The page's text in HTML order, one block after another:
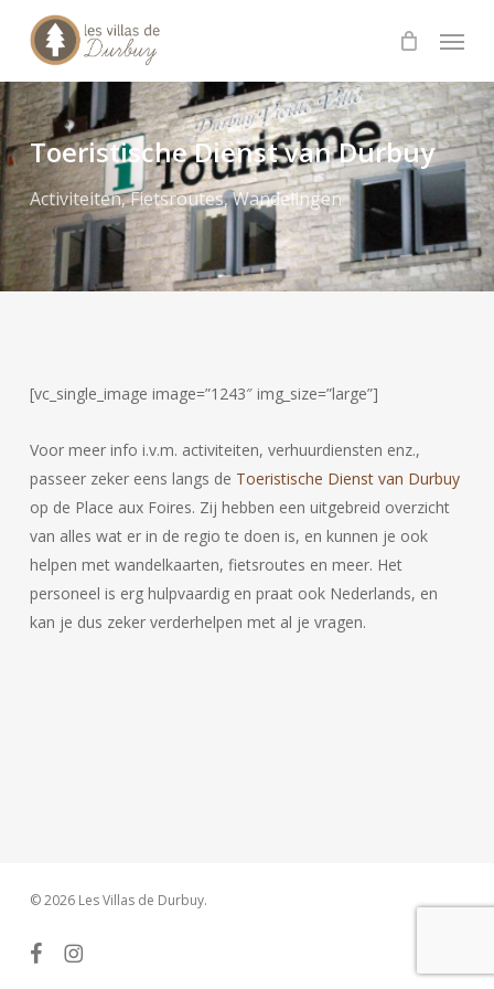
content
Menu
Toeristische Dienst van Durbuy
Activiteiten,Fietsroutes,Wandelingen
[vc_single_image image=”1243″ img_size=”large”]
Voor meer info i.v.m. activiteiten, verhuurdiensten enz.,
passeer zeker eens langs de Toeristische Dienst van Durbuy
op de Place aux Foires. Zij hebben een uitgebreid overzicht
van alles wat er in de regio te doen is, en kunnen je ook
helpen met wandelkaarten, fietsroutes en meer. Het
personeel is erg hulpvaardig en praat ook Nederlands, en
kan je dus zeker verderhelpen met al je vragen.
© 2026 Les Villas de Durbuy.
facebookinstagram